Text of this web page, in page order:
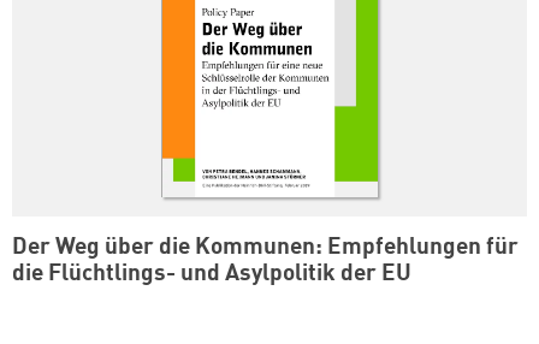
Der Weg über die Kommunen: Empfehlungen für
die Flüchtlings- und Asylpolitik der EU